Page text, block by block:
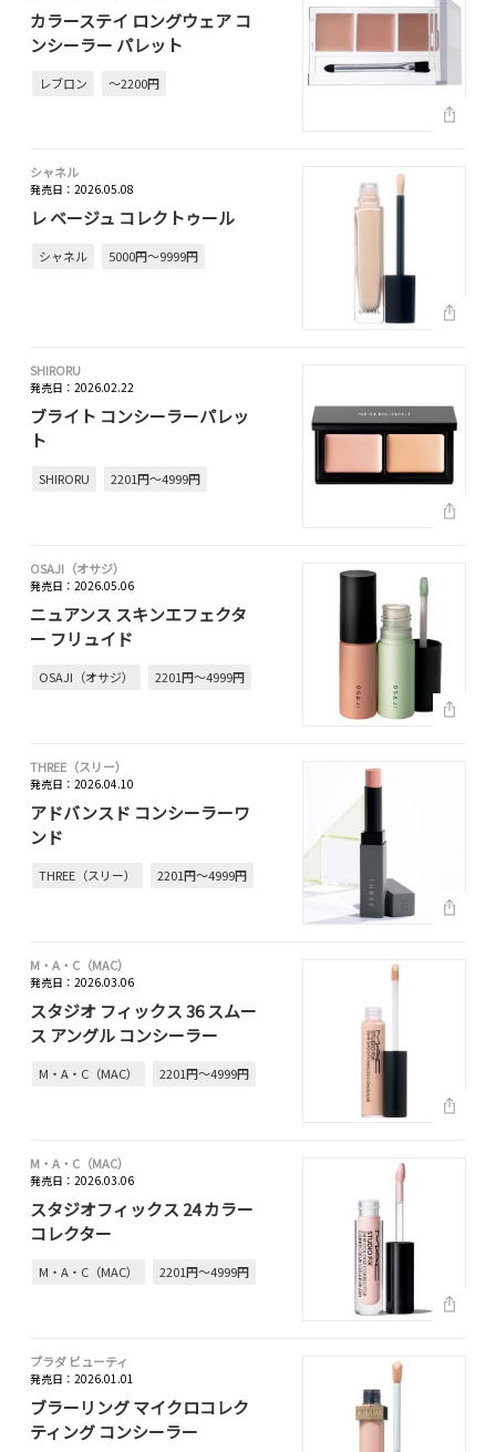
カラーステイ ロングウェア コ
ンシーラー パレット
レブロン ～2200円
シャネル
発売日：2026.05.08
レ ベージュ コレクトゥール
シャネル 5000円～9999円
SHIRORU
発売日：2026.02.22
ブライト コンシーラーパレッ
ト
SHIRORU 2201円～4999円
OSAJI（オサジ）
発売日：2026.05.06
ニュアンス スキンエフェクタ
ー フリュイド
OSAJI（オサジ） 2201円～4999円
THREE（スリー）
発売日：2026.04.10
アドバンスド コンシーラーワ
ンド
THREE（スリー） 2201円～4999円
M・A・C（MAC）
発売日：2026.03.06
スタジオ フィックス 36 スムー
ス アングル コンシーラー
M・A・C（MAC） 2201円～4999円
M・A・C（MAC）
発売日：2026.03.06
スタジオフィックス 24 カラー
コレクター
M・A・C（MAC） 2201円～4999円
プラダ ビューティ
発売日：2026.01.01
ブラーリング マイクロコレク
ティング コンシーラー